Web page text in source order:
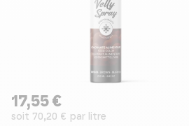
17,55 €
soit 70,20 € par litre